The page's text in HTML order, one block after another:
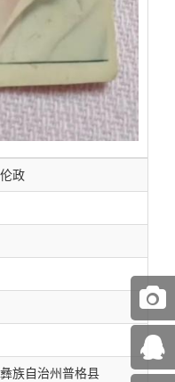
政
族自治州普格县